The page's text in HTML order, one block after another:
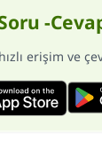
-
erişim ve